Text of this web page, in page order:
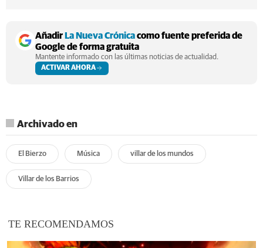
AñadirLa Nueva Crónicacomo fuente preferida de
Google de forma gratuita
Mantente informado con las últimas noticias de actualidad.
ACTIVAR AHORA
Archivado en
El Bierzo Música villar de los mundos
Villar de los Barrios
TE RECOMENDAMOS